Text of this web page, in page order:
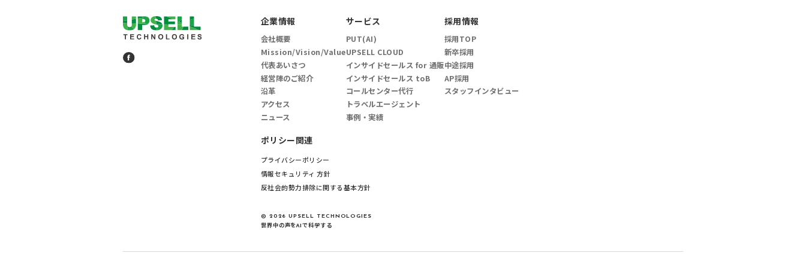
企業情報
会社概要
Mission/Vision/Value
代表あいさつ
経営陣のご紹介
沿革
アクセス
ニュース
サービス
PUT(AI)
UPSELL CLOUD
インサイドセールス for 通販
インサイドセールス toB
コールセンター代行
トラベルエージェント
事例・実績
採用情報
採用TOP
新卒採用
中途採用
AP採用
スタッフインタビュー
ポリシー関連
プライバシーポリシー
情報セキュリティ 方針
反社会的勢力排除に関する基本方針
© 2026 UPSELL TECHNOLOGIES
世界中の声をAIで科学する